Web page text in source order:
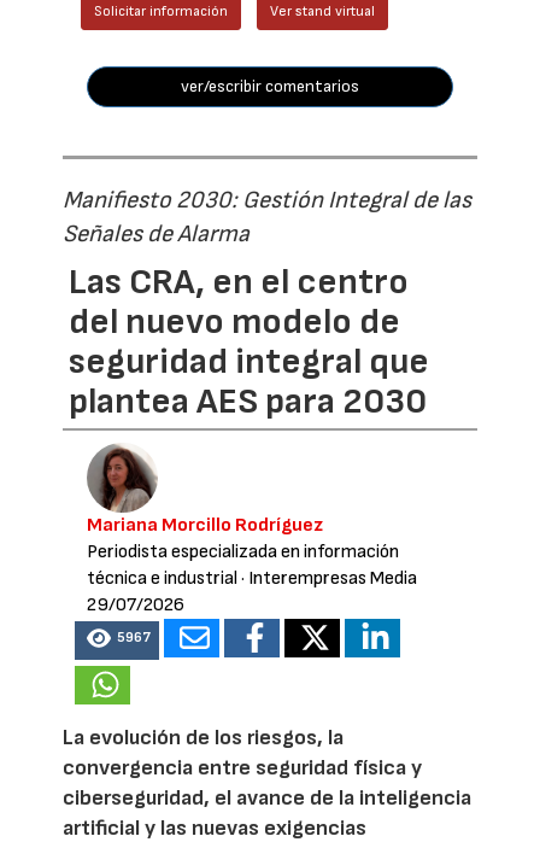
Solicitar información Ver stand virtual
ver/escribir comentarios
Manifiesto 2030: Gestión Integral de las
Señales de Alarma
Las CRA, en el centro
del nuevo modelo de
seguridad integral que
plantea AES para 2030
Mariana Morcillo Rodríguez
Periodista especializada en información
técnica e industrial· Interempresas Media
29/07/2026
5967
La evolución de los riesgos, la
convergencia entre seguridad física y
ciberseguridad, el avance de la inteligencia
artificial y las nuevas exigencias